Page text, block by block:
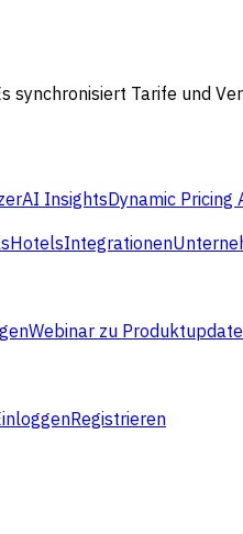
synchronisiert Tarife und
AI InsightsDynamic Pricing
HotelsIntegrationen
Webinar zu
Registrieren